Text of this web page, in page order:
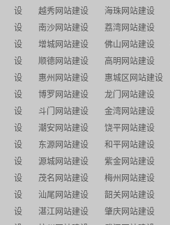
设
越秀网站建设 海珠网站建设
设
南沙网站建设 荔湾网站建设
设
增城网站建设 佛山网站建设
设
顺德网站建设 高明网站建设
设
惠州网站建设 惠城区网站建设
设
博罗网站建设 龙门网站建设
设
斗门网站建设 金湾网站建设
设
潮安网站建设 饶平网站建设
设
东源网站建设 和平网站建设
设
源城网站建设 紫金网站建设
设
茂名网站建设 梅州网站建设
设
汕尾网站建设 韶关网站建设
设
湛江网站建设 肇庆网站建设